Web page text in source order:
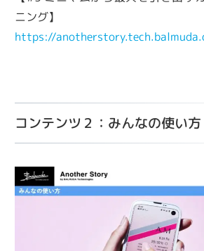
ニング】
https://
コンテンツ２：みんなの使い方